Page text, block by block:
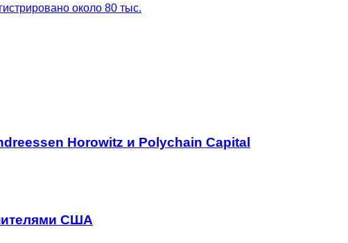
около 80 тыс.
Horowitz и Polychain Capital
США